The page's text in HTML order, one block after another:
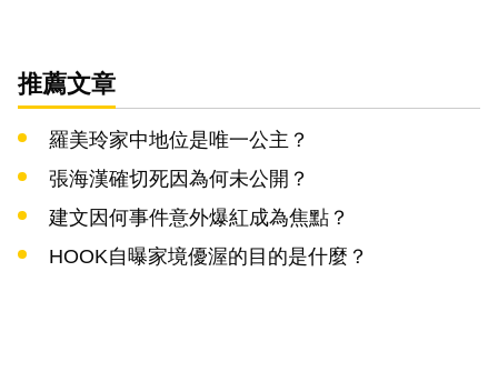
推薦文章
羅美玲家中地位是唯一公主？
張海漢確切死因為何未公開？
建文因何事件意外爆紅成為焦點？
HOOK自曝家境優渥的目的是什麼？